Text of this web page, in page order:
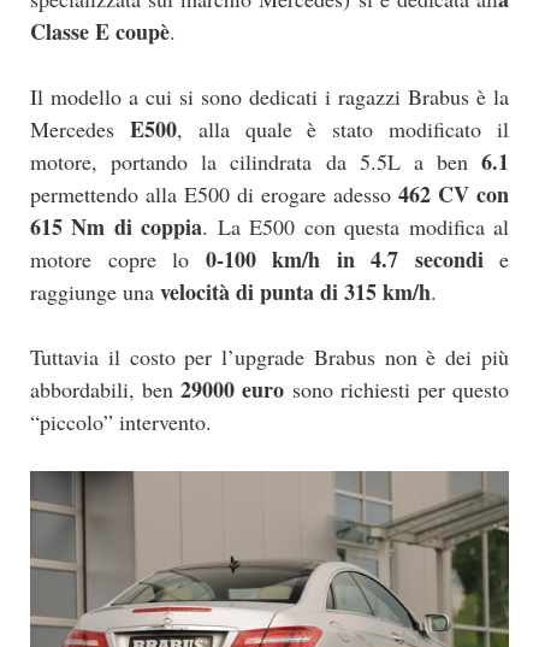
Classe E coupè.
Il modello a cui si sono dedicati i ragazzi Brabus è la
Mercedes E500, alla quale è stato modificato il
motore, portando la cilindrata da 5.5L a ben 6.1
permettendo alla E500 di erogare adesso 462 CV con
615 Nm di coppia. La E500 con questa modifica al
motore copre lo 0-100 km/h in 4.7 secondi e
raggiunge una velocità di punta di 315 km/h.
Tuttavia il costo per l’upgrade Brabus non è dei più
abbordabili, ben29000 euro sono richiesti per questo
“piccolo” intervento.